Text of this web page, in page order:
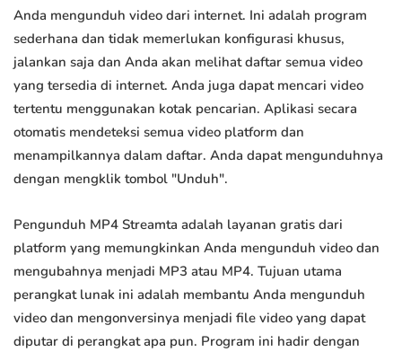
Anda mengunduh video dari internet. Ini adalah program
sederhana dan tidak memerlukan konfigurasi khusus,
jalankan saja dan Anda akan melihat daftar semua video
yang tersedia di internet. Anda juga dapat mencari video
tertentu menggunakan kotak pencarian. Aplikasi secara
otomatis mendeteksi semua video platform dan
menampilkannya dalam daftar. Anda dapat mengunduhnya
dengan mengklik tombol "Unduh".
Pengunduh MP4 Streamta adalah layanan gratis dari
platform yang memungkinkan Anda mengunduh video dan
mengubahnya menjadi MP3 atau MP4. Tujuan utama
perangkat lunak ini adalah membantu Anda mengunduh
video dan mengonversinya menjadi file video yang dapat
diputar di perangkat apa pun. Program ini hadir dengan